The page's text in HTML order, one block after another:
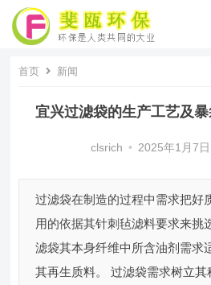
首页 新闻
宜兴过滤袋的生产工艺及
clsrich • 2025年1月7日
过滤袋在制造的过程中需求把好
用的依据其针刺毡滤料要求来挑
滤袋其本身纤维中所含油剂需求
其再生质料。 过滤袋需求树立